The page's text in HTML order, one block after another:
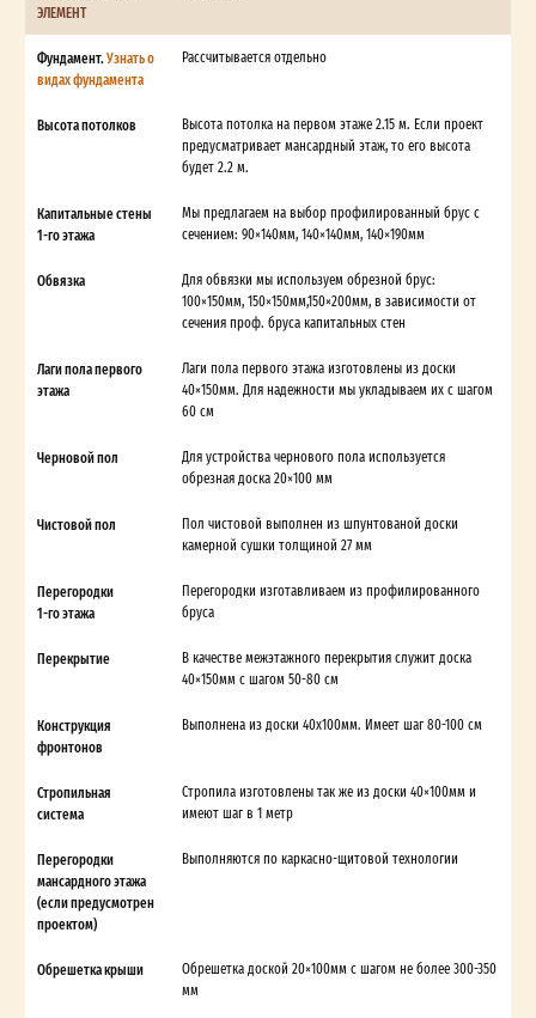
ЭЛЕМЕНТ
Фундамент.Узнать о
видах фундамента
Рассчитывается отдельно
Высота потолков
Высота потолка на первом этаже 2.15 м. Если проект
предусматривает мансардный этаж, то его высота
будет 2.2 м.
Капитальные стены
1-го этажа
Мы предлагаем на выбор профилированный брус с
сечением: 90×140мм, 140×140мм, 140×190мм
Обвязка
Для обвязки мы используем обрезной брус:
100×150мм, 150×150мм,150×200мм, в зависимости от
сечения проф. бруса капитальных стен
Лаги пола первого
этажа
Лаги пола первого этажа изготовлены из доски
40×150мм. Для надежности мы укладываем их с шагом
60 см
Черновой пол
Для устройства чернового пола используется
обрезная доска 20×100 мм
Чистовой пол
Пол чистовой выполнен из шпунтованой доски
камерной сушки толщиной 27 мм
Перегородки
1-го этажа
Перегородки изготавливаем из профилированного
бруса
Перекрытие
В качестве межэтажного перекрытия служит доска
40×150мм с шагом 50-80 см
Конструкция
фронтонов
Выполнена из доски 40х100мм. Имеет шаг 80-100 см
Стропильная
система
Стропила изготовлены так же из доски 40×100мм и
имеют шаг в 1 метр
Перегородки
мансардного этажа
(если предусмотрен
проектом)
Выполняются по каркасно-щитовой технологии
Обрешетка крыши
Обрешетка доской 20×100мм с шагом не более 300-350
мм